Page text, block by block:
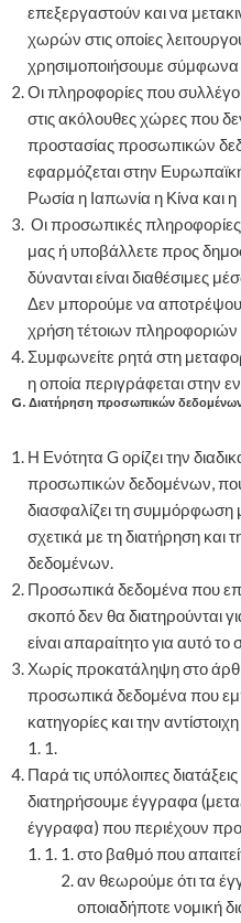
επεξεργαστούν και να
χωρών στις οποίες
χρησιμοποιήσουμε σύμφωνα
Οι πληροφορίες που
στις ακόλουθες χώρες που
προστασίας προσωπικών
εφαρμόζεται στην
Ρωσία η Ιαπωνία η Κίνα και η
Οι προσωπικές πληροφορίες
μας ή υποβάλλετε προς
δύνανται είναι διαθέσιμες
Δεν μπορούμε να
χρήση τέτοιων πληροφοριών
Συμφωνείτε ρητά στη
η οποία περιγράφεται στην
G. Διατήρηση προσωπικών
Η Ενότητα G ορίζει την
προσωπικών δεδομένων, που
διασφαλίζει τη συμμόρφωση
σχετικά με τη διατήρηση
δεδομένων.
Προσωπικά δεδομένα που
σκοπό δεν θα διατηρούνται
είναι απαραίτητο για αυτό το
Χωρίς προκατάληψη στο
προσωπικά δεδομένα που
κατηγορίες και την
Παρά τις υπόλοιπες
διατηρήσουμε έγγραφα
έγγραφα) που περιέχουν
στο βαθμό που
αν θεωρούμε ότι τα
οποιαδήποτε νομική